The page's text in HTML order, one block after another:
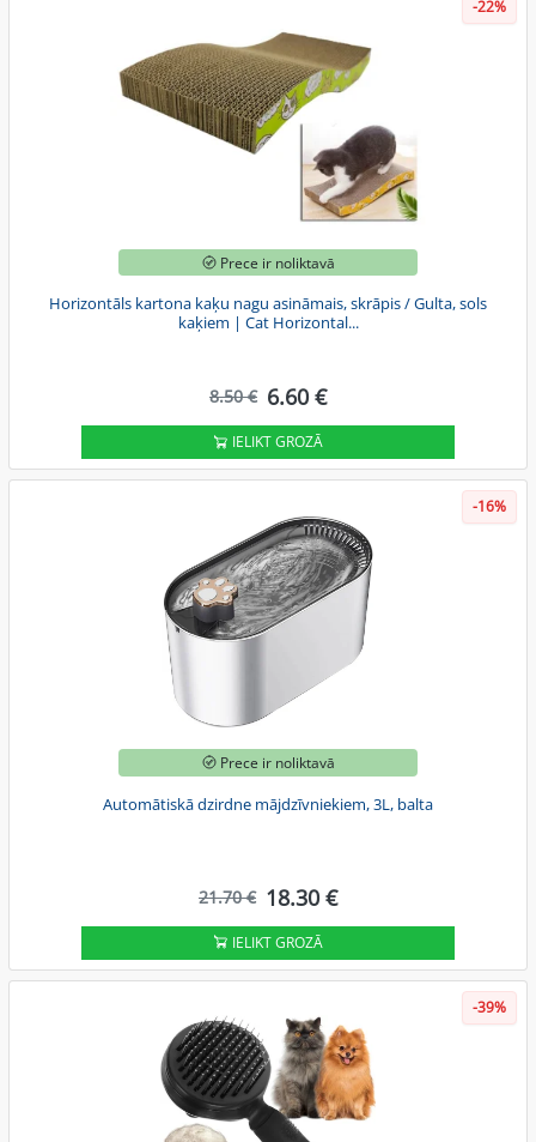
-22%
Prece ir noliktavā
Horizontāls kartona kaķu nagu asināmais, skrāpis / Gulta, sols
kaķiem | Cat Horizontal...
8.50 € 6.60 €
IELIKT GROZĀ
-16%
Prece ir noliktavā
Automātiskā dzirdne mājdzīvniekiem, 3L, balta
21.70 € 18.30 €
IELIKT GROZĀ
-39%